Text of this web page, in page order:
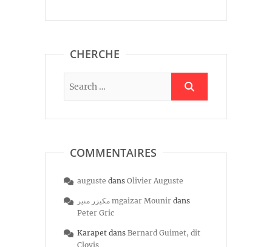
CHERCHE
COMMENTAIRES
auguste dans Olivier Auguste
مكيزر منير mgaizar Mounir dans
Peter Gric
Karapet dans Bernard Guimet, dit
Clovis